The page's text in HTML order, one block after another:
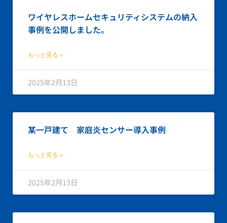
ワイヤレスホームセキュリティシステムの納入
事例を公開しました。
もっと見る »
2025年2月13日
某一戸建て 家庭炎センサー導入事例
もっと見る »
2025年2月13日